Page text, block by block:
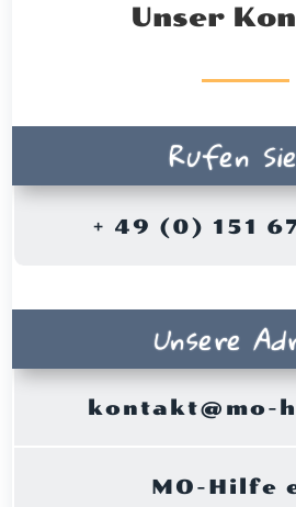
Unser
Rufen
+ 49 (0) 151
Unsere
kontakt@mo-
MO-Hilfe